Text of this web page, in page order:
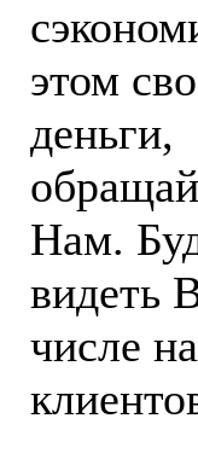
этом
деньги,
Нам.
видеть
числе